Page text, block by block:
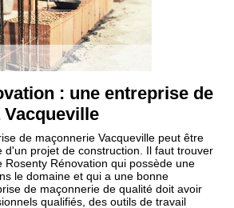
: une entreprise de
de maçonnerie Vacqueville peut être
d'un projet de construction. Il faut trouver
Rosenty Rénovation qui possède une
le domaine et qui a une bonne
de maçonnerie de qualité doit avoir
qualifiés, des outils de travail